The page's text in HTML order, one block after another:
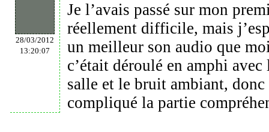
28/03/2012
13:20:07
Je l’avais passé sur mon
réellement difficile, mais
un meilleur son audio que
c’était déroulé en amphi
salle et le bruit ambiant, donc
compliqué la partie